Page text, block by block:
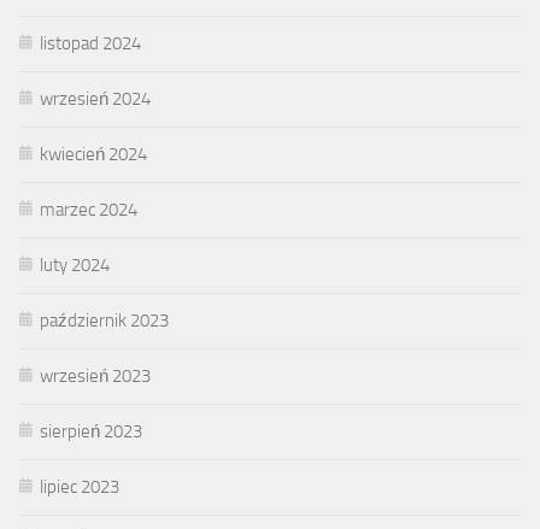
listopad 2024
wrzesień 2024
kwiecień 2024
marzec 2024
luty 2024
październik 2023
wrzesień 2023
sierpień 2023
lipiec 2023